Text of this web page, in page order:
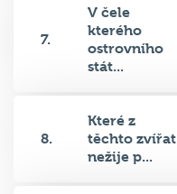
7.
V čele
kterého
ostrovního
stát...
8.
Které z
těchto zvířat
nežije p...